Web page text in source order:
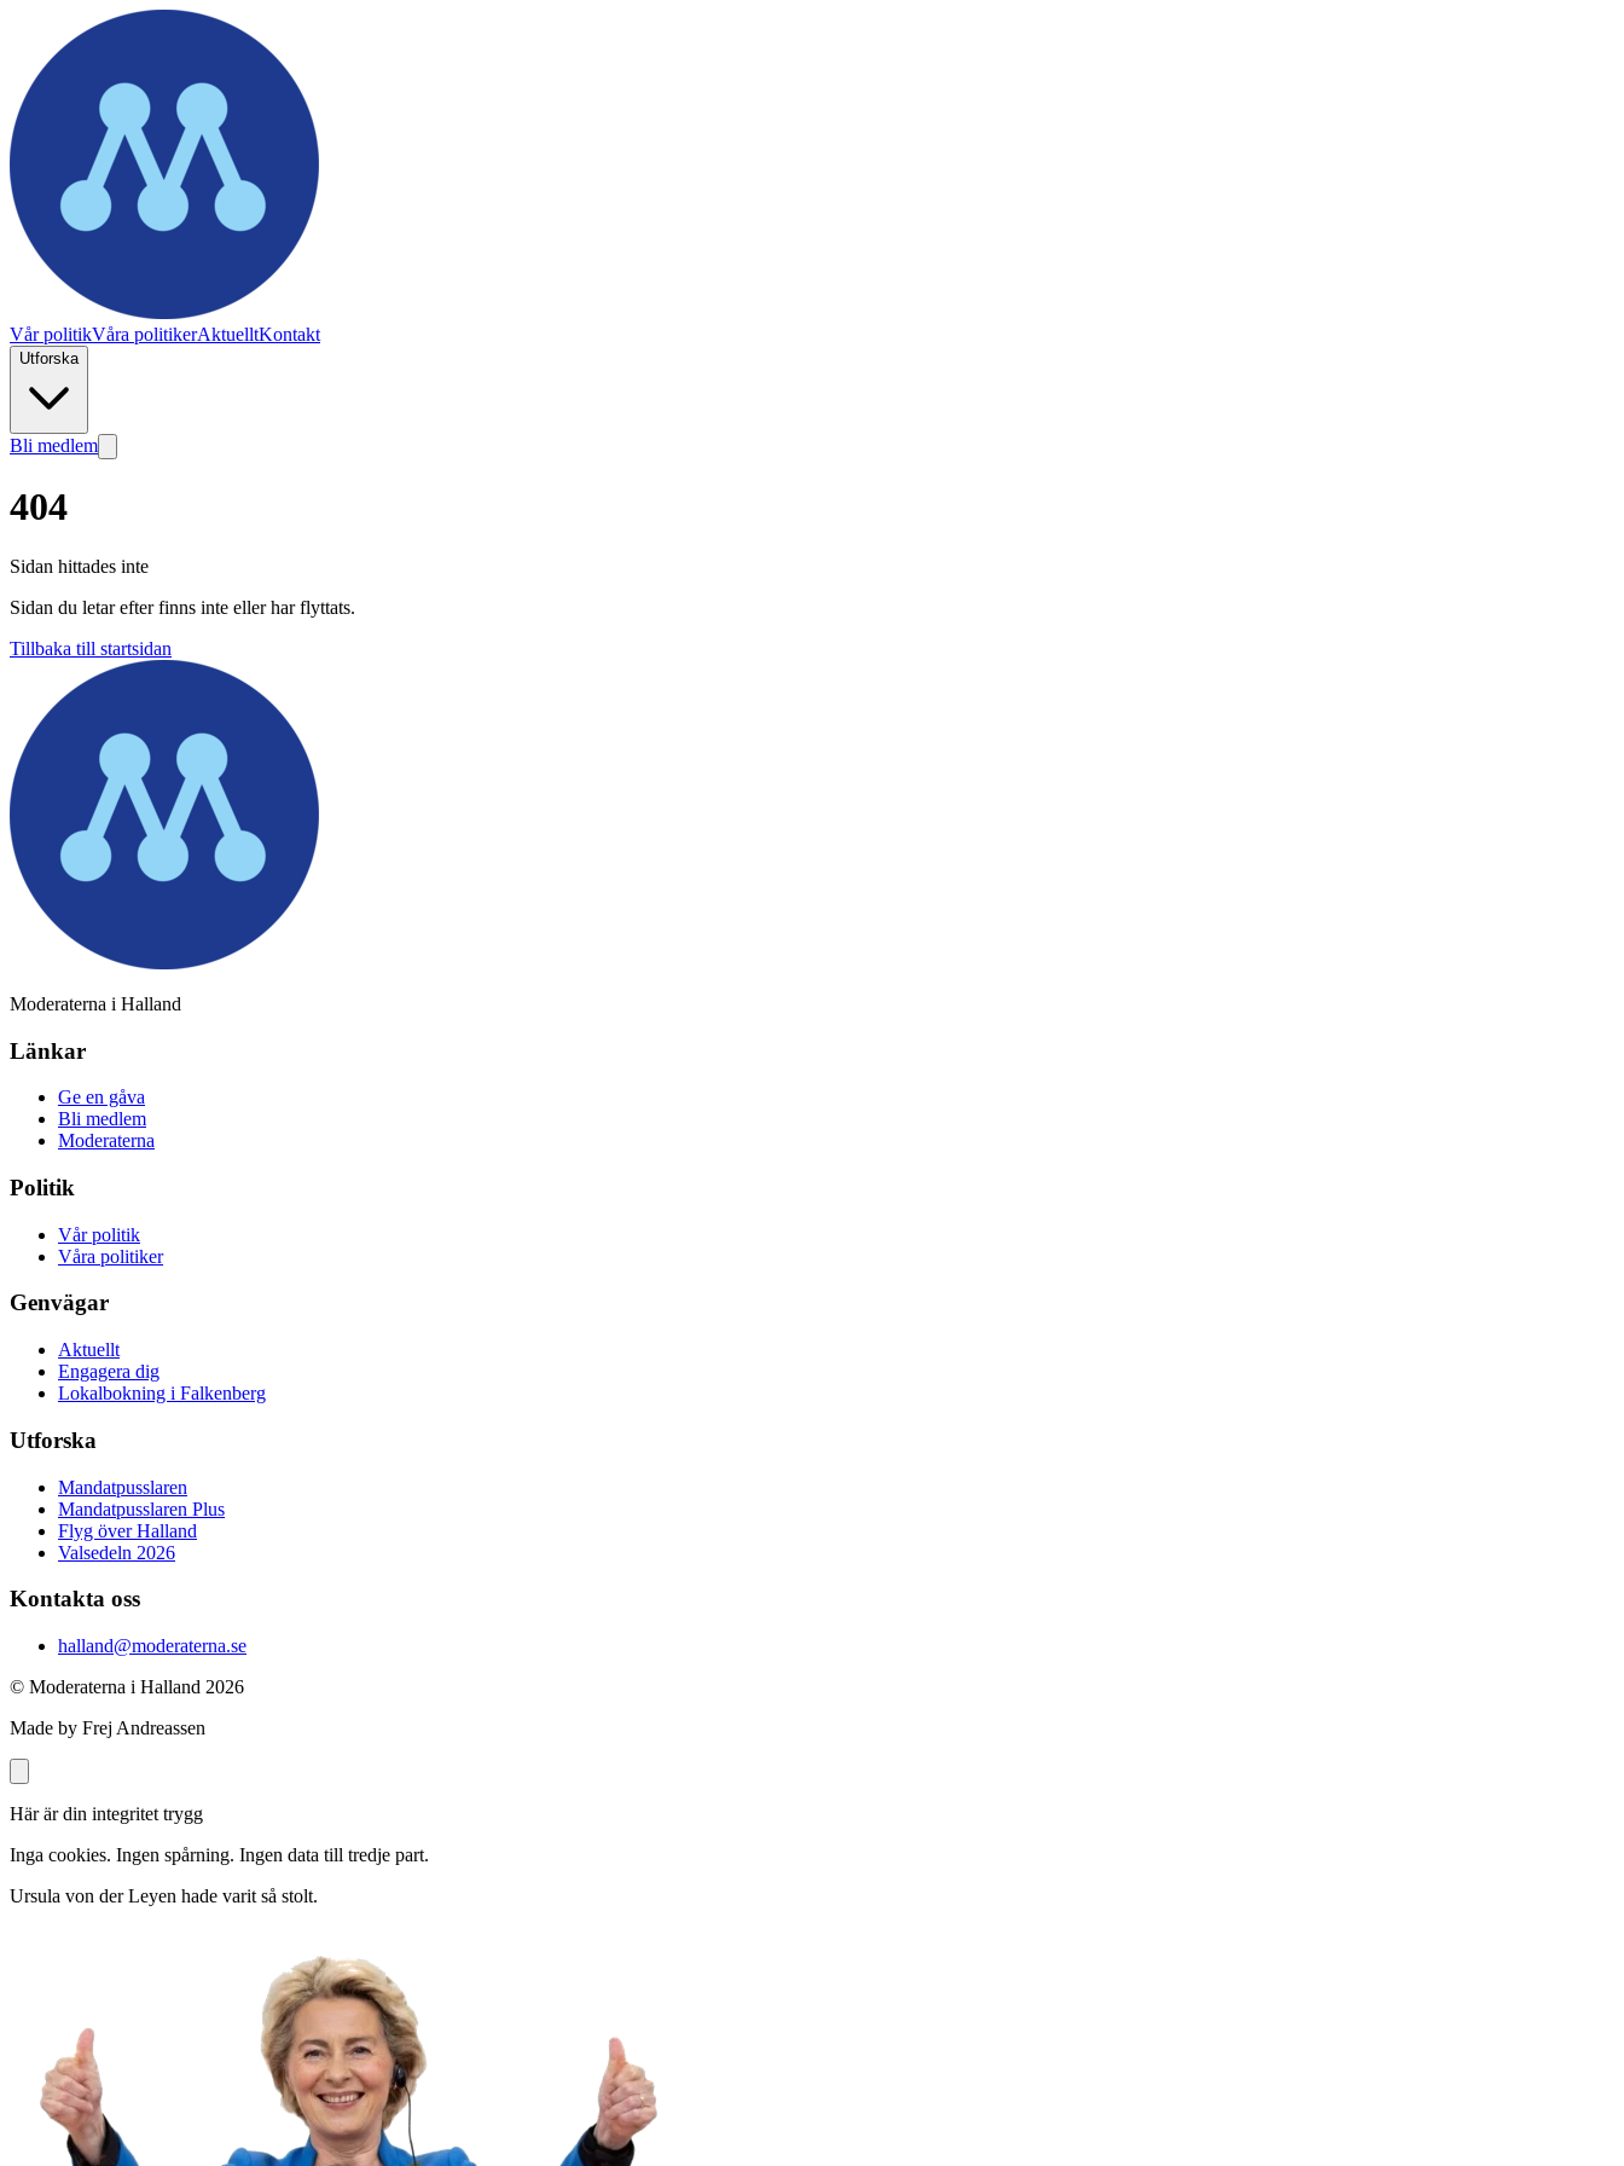
Vår politikVåra politikerAktuelltKontakt
Utforska
Bli medlem
404
Sidan hittades inte
Sidan du letar efter finns inte eller har flyttats.
Tillbaka till startsidan
Moderaterna i Halland
Länkar
Ge en gåva
Bli medlem
Moderaterna
Politik
Vår politik
Våra politiker
Genvägar
Aktuellt
Engagera dig
Lokalbokning i Falkenberg
Utforska
Mandatpusslaren
Mandatpusslaren Plus
Flyg över Halland
Valsedeln 2026
Kontakta oss
halland@moderaterna.se
© Moderaterna i Halland 2026
Made by Frej Andreassen
Här är din integritet trygg
Inga cookies. Ingen spårning. Ingen data till tredje part.
Ursula von der Leyen hade varit så stolt.